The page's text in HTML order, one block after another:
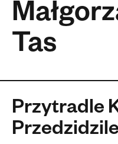
Tas
Przytradle
Przedzidzile